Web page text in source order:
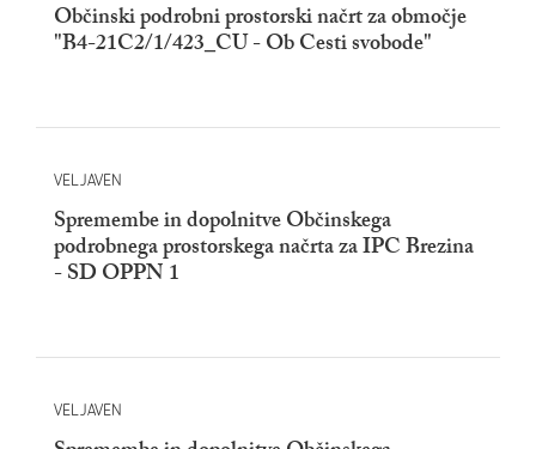
Občinski podrobni prostorski načrt za območje
"B4-21C2/1/423_CU - Ob Cesti svobode"
VELJAVEN
Spremembe in dopolnitve Občinskega
podrobnega prostorskega načrta za IPC Brezina
- SD OPPN 1
VELJAVEN